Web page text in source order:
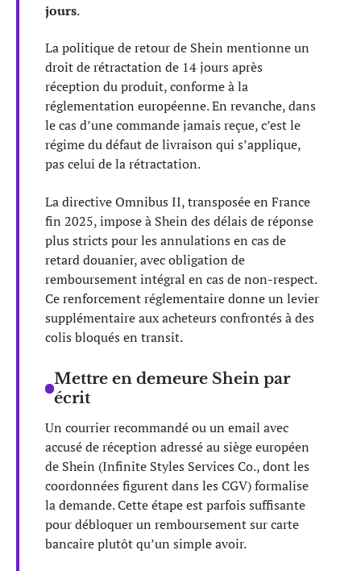
jours.
La politique de retour de Shein mentionne un
droit de rétractation de 14 jours après
réception du produit, conforme à la
réglementation européenne. En revanche, dans
le cas d’une commande jamais reçue, c’est le
régime du défaut de livraison qui s’applique,
pas celui de la rétractation.
La directive Omnibus II, transposée en France
fin 2025, impose à Shein des délais de réponse
plus stricts pour les annulations en cas de
retard douanier, avec obligation de
remboursement intégral en cas de non-respect.
Ce renforcement réglementaire donne un levier
supplémentaire aux acheteurs confrontés à des
colis bloqués en transit.
Mettre en demeure Shein par
écrit
Un courrier recommandé ou un email avec
accusé de réception adressé au siège européen
de Shein (Infinite Styles Services Co., dont les
coordonnées figurent dans les CGV) formalise
la demande. Cette étape est parfois suffisante
pour débloquer un remboursement sur carte
bancaire plutôt qu’un simple avoir.